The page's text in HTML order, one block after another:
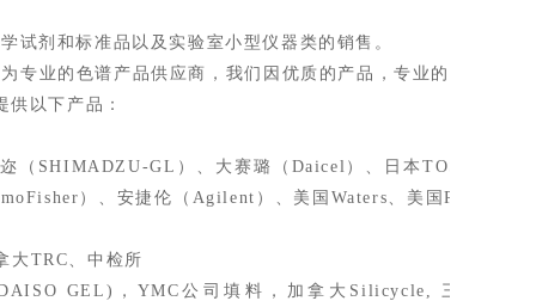
试剂和标准品以及实验室小型仪器类的销售。
专业的色谱产品供应商，我们因优质的产品，专业的
以下产品：
（ SHIMADZU-GL） 、大赛璐（ Daicel）、日本TOSOH
）、安捷伦（ Agilent）、美国Waters、美国PolyLC、
大 TRC、中检所
GEL)，YMC公司填料，加拿大Silicycle, 三菱化学